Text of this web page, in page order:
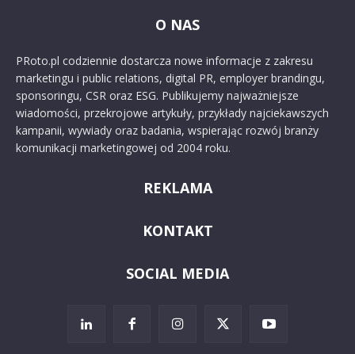
O NAS
PRoto.pl codziennie dostarcza nowe informacje z zakresu
marketingu i public relations, digital PR, employer brandingu,
sponsoringu, CSR oraz ESG. Publikujemy najważniejsze
wiadomości, przekrojowe artykuły, przykłady najciekawszych
kampanii, wywiady oraz badania, wspierając rozwój branży
komunikacji marketingowej od 2004 roku.
REKLAMA
KONTAKT
SOCIAL MEDIA